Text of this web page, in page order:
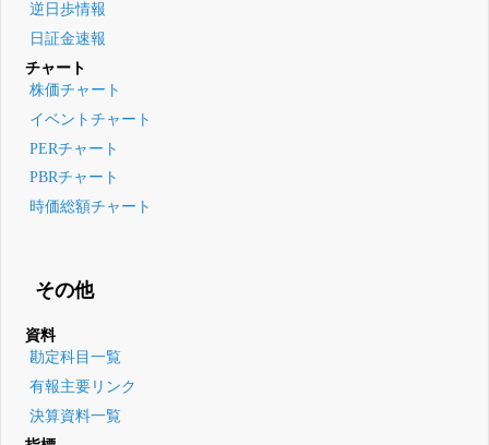
逆日歩情報
日証金速報
チャート
株価チャート
イベントチャート
PERチャート
PBRチャート
時価総額チャート
その他
資料
勘定科目一覧
有報主要リンク
決算資料一覧